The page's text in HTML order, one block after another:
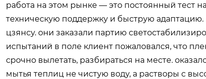
работа на этом рынке — это постоянный тест
техническую поддержку и быструю
цзянсу. они заказали партию
испытаний в поле клиент пожаловался, что
срочно вылетать, разбираться на месте.
мытья теплиц не чистую воду, а растворы с